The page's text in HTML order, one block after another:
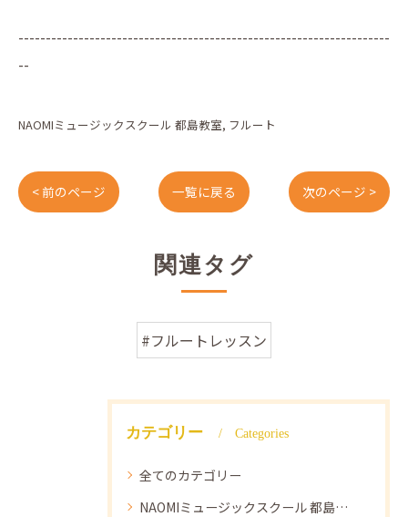
--------------------------------------------------------------------
--
NAOMIミュージックスクール 都島教室 フルート
< 前のページ 一覧に戻る 次のページ >
関連タグ
#フルートレッスン
カテゴリー Categories
全てのカテゴリー
NAOMIミュージックスクール 都島教室